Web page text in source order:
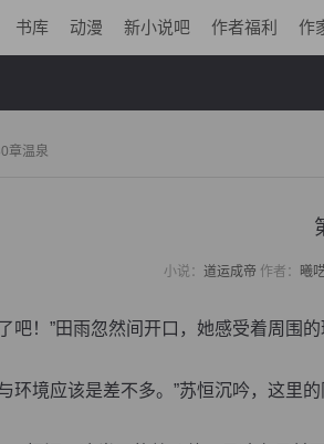
书库 动漫 新小说吧 作者福利 作
章温泉
小说： 道运成帝 作者： 曦
！”田雨忽然间开口，她感受着周围的
境应该是差不多。”苏恒沉吟，这里